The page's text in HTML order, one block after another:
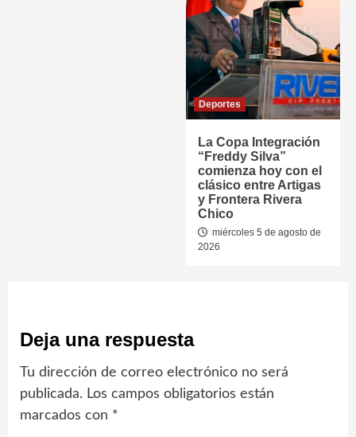
Deportes
La Copa Integración
“Freddy Silva”
comienza hoy con el
clásico entre Artigas
y Frontera Rivera
Chico
miércoles 5 de agosto de
2026
Deja una respuesta
Tu dirección de correo electrónico no será
publicada. Los campos obligatorios están
marcados con *